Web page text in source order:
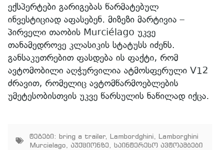
ექსპერტები გარიგებას წარმატებულ
ინვესტიციად აფასებენ. მიზეზი მარტივია –
პირველი თაობის Murciélago უკვე
თანამედროვე კლასიკის სტატუსს იძენს.
განსაკუთრებით ფასდება ის ფაქტი, რომ
ავტომობილი აღჭურვილია ატმოსფერული V12
ძრავით, რომელიც ავტომწარმოებლების
უმეტესობისთვის უკვე წარსულის ნაწილად იქცა.
ტეგები: bring a trailer, Lambordghini, Lamborghini
Murcielago, აუქციონზე, საინტერესო ავტოამბები